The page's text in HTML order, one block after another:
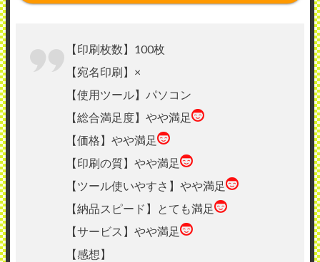
【印刷枚数】100枚
【宛名印刷】×
【使用ツール】パソコン
【総合満足度】やや満足
【価格】やや満足
【印刷の質】やや満足
【ツール使いやすさ】やや満足
【納品スピード】とても満足
【サービス】やや満足
【感想】